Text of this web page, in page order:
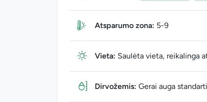
Atsparumo zona: 5-9
Vieta: Saulėta vieta, reikalinga
Dirvožemis: Gerai auga